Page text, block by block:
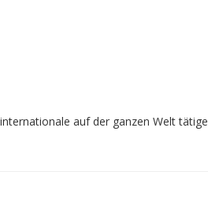
auf der ganzen Welt tätige